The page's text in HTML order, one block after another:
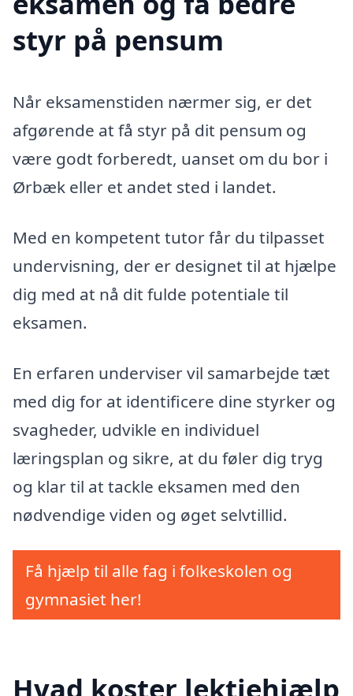
styr på pensum
Når eksamenstiden nærmer sig, er det
afgørende at få styr på dit pensum og
være godt forberedt, uanset om du bor i
Ørbæk eller et andet sted i landet.
Med en kompetent tutor får du tilpasset
undervisning, der er designet til at hjælpe
dig med at nå dit fulde potentiale til
eksamen.
En erfaren underviser vil samarbejde tæt
med dig for at identificere dine styrker og
svagheder, udvikle en individuel
læringsplan og sikre, at du føler dig tryg
og klar til at tackle eksamen med den
nødvendige viden og øget selvtillid.
Få hjælp til alle fag i folkeskolen og
gymnasiet her!
Hvad koster lektiehjælp